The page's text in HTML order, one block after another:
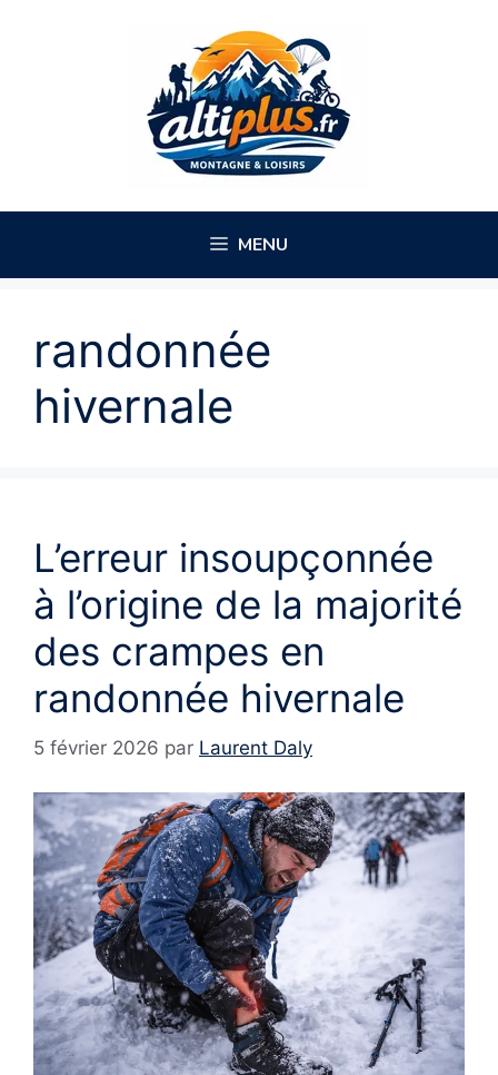
MENU
randonnée
hivernale
L’erreur insoupçonnée
à l’origine de la majorité
des crampes en
randonnée hivernale
5 février 2026 par Laurent Daly